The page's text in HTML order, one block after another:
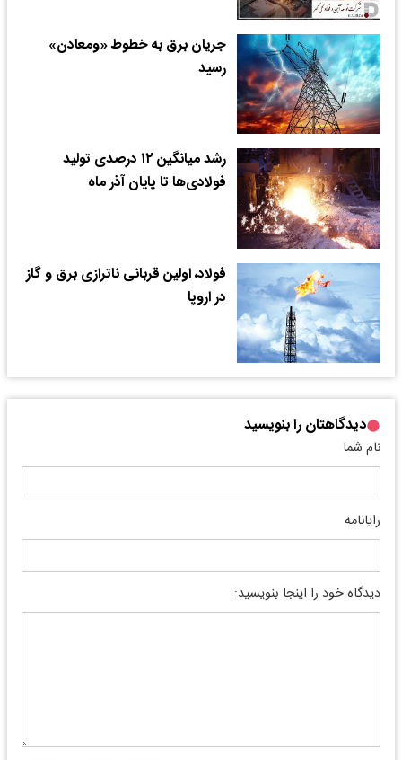
جریان برق به خطوط «ومعادن»
رسید
رشد میانگین ۱۲ درصدی تولید
فولادی‌ها تا پایان آذر ماه
فولاد، اولین قربانی ناترازی برق و گاز
در اروپا
دیدگاهتان را بنویسید
نام شما
رایانامه
دیدگاه خود را اینجا بنویسید: